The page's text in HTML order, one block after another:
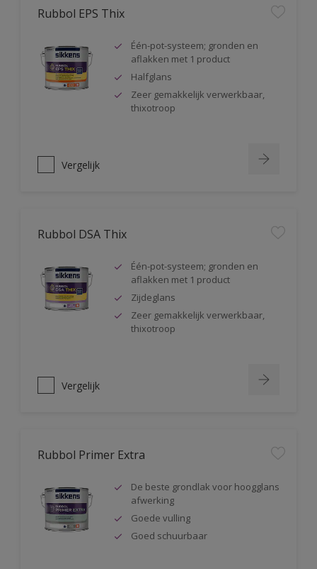
Rubbol EPS Thix
Één-pot-systeem; gronden en
aflakken met 1 product
Halfglans
Zeer gemakkelijk verwerkbaar,
thixotroop
Vergelijk
Rubbol DSA Thix
Één-pot-systeem; gronden en
aflakken met 1 product
Zijdeglans
Zeer gemakkelijk verwerkbaar,
thixotroop
Vergelijk
Rubbol Primer Extra
De beste grondlak voor hoogglans
afwerking
Goede vulling
Goed schuurbaar